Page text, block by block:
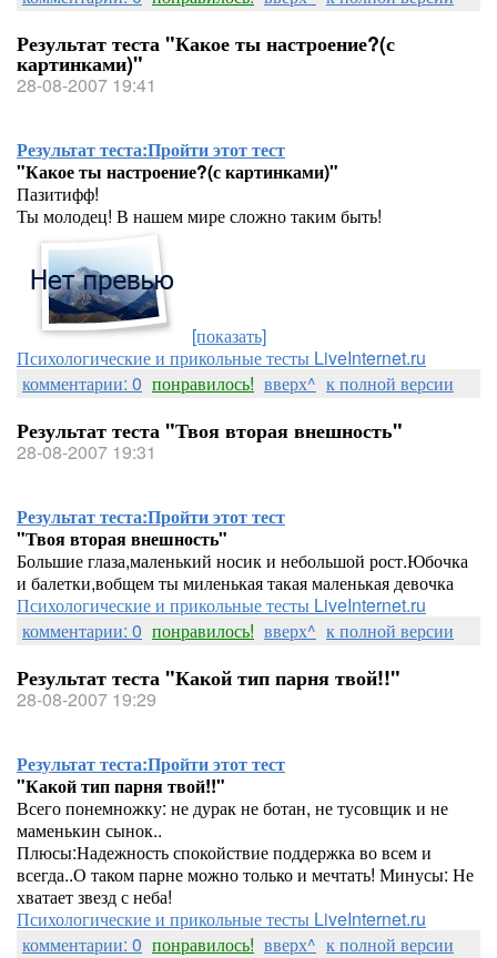
Результат теста "Какое ты настроение?(с
картинками)"
28-08-2007 19:41
Результат теста:Пройти этот тест
"Какое ты настроение?(с картинками)"
Пазитифф!
Ты молодец! В нашем мире сложно таким быть!
[показать]
Психологические и прикольные тесты LiveInternet.ru
комментарии: 0 понравилось! вверх^ к полной версии
Результат теста "Твоя вторая внешность"
28-08-2007 19:31
Результат теста:Пройти этот тест
"Твоя вторая внешность"
Большие глаза,маленький носик и небольшой рост.Юбочка
и балетки,вобщем ты миленькая такая маленькая девочка
Психологические и прикольные тесты LiveInternet.ru
комментарии: 0 понравилось! вверх^ к полной версии
Результат теста "Какой тип парня твой!!"
28-08-2007 19:29
Результат теста:Пройти этот тест
"Какой тип парня твой!!"
Всего понемножку: не дурак не ботан, не тусовщик и не
маменькин сынок..
Плюсы:Надежность спокойствие поддержка во всем и
всегда..О таком парне можно только и мечтать! Минусы: Не
хватает звезд с неба!
Психологические и прикольные тесты LiveInternet.ru
комментарии: 0 понравилось! вверх^ к полной версии